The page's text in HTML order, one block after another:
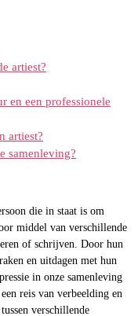
artiest?
en een professionele
artiest?
samenleving?
die in staat is om
middel van verschillende
of schrijven. Door hun
en uitdagen met hun
in onze samenleving
reis van verbeelding en
verschillende